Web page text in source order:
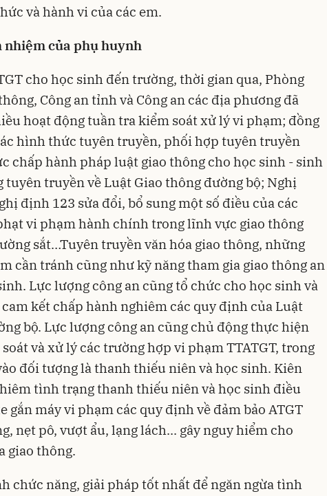
và hành vi của các em.
nhiệm của phụ huynh
cho học sinh đến trường, thời gian qua, Phòng
Công an tỉnh và Công an các địa phương đã
hoạt động tuần tra kiểm soát xử lý vi phạm; đồng
hình thức tuyên truyền, phối hợp tuyên truyền
chấp hành pháp luật giao thông cho học sinh - sinh
tuyên truyền về Luật Giao thông đường bộ; Nghị
định 123 sửa đổi, bổ sung một số điều của các
vi phạm hành chính trong lĩnh vực giao thông
sắt…Tuyên truyền văn hóa giao thông, những
cần tránh cũng như kỹ năng tham gia giao thông an
Lực lượng công an cũng tổ chức cho học sinh và
kết chấp hành nghiêm các quy định của Luật
bộ. Lực lượng công an cũng chủ động thực hiện
và xử lý các trường hợp vi phạm TTATGT, trong
đối tượng là thanh thiếu niên và học sinh. Kiên
tình trạng thanh thiếu niên và học sinh điều
gắn máy vi phạm các quy định về đảm bảo ATGT
nẹt pô, vượt ẩu, lạng lách... gây nguy hiểm cho
giao thông.
chức năng, giải pháp tốt nhất để ngăn ngừa tình